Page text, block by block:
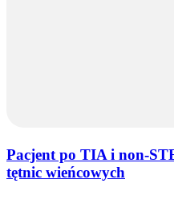
Pacjent po TIA i non-
tętnic wieńcowych